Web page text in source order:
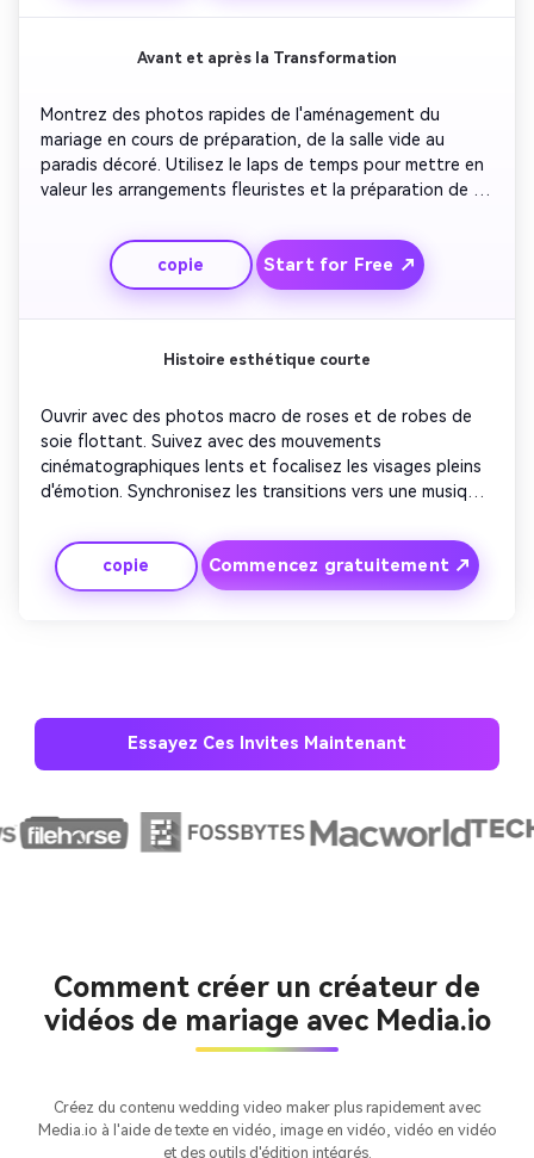
haute joyeuse.
Avant et après la Transformation
Montrez des photos rapides de l'aménagement du
mariage en cours de préparation, de la salle vide au
paradis décoré. Utilisez le laps de temps pour mettre en
valeur les arrangements fleuristes et la préparation de
montrant l'excitation construire. Mettez l'accent sur le
rythme de transformation et terminez avec les invités
appréciant la configuration parfaite.
copie Start for Free ↗
Histoire esthétique courte
Ouvrir avec des photos macro de roses et de robes de
soie flottant. Suivez avec des mouvements
cinématographiques lents et focalisez les visages pleins
d'émotion. Synchronisez les transitions vers une musique
texte pour garder l'élégance. Terminez avec un gros plan
signature du couple souriant directement dans la
caméra, rayonnant du bonheur.
copie Commencez gratuitement ↗
Essayez Ces Invites Maintenant
Comment créer un créateur de
vidéos de mariage avec Media.io
Créez du contenu wedding video maker plus rapidement avec
Media.io à l'aide de texte en vidéo, image en vidéo, vidéo en vidéo
et des outils d'édition intégrés.
Créez des images IA
à l’infini. 100 %